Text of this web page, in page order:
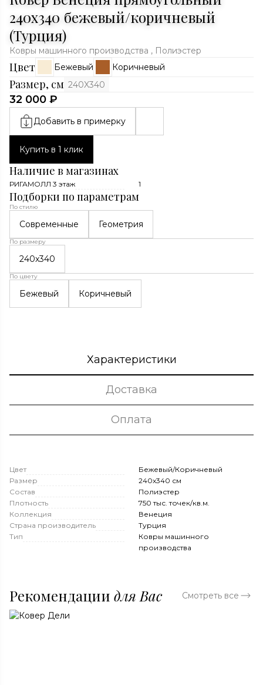
240x340 бежевый/коричневый
(Турция)
Ковры машинного производства , Полиэстер
Цвет Бежевый Коричневый
Размер, см 240X340
32 000 ₽
Добавить в примерку
Купить в 1 клик
Наличие в магазинах
РИГАМОЛЛ 3 этаж 1
Подборки по параметрам
По стилю
Современные Геометрия
По размеру
240x340
По цвету
Бежевый Коричневый
Характеристики
Доставка
Оплата
Цвет
Бежевый/Коричневый
Размер
240x340 см
Состав
Полиэстер
Плотность
750 тыс. точек/кв.м.
Коллекция
Венеция
Страна производитель
Турция
Тип
Ковры машинного
производства
Рекомендации для Вас Смотреть все